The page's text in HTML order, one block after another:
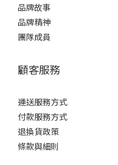
品牌故事
品牌精神
團隊成員
顧客服務
運送服務方式
付款服務方式
退換貨政策
條款與細則